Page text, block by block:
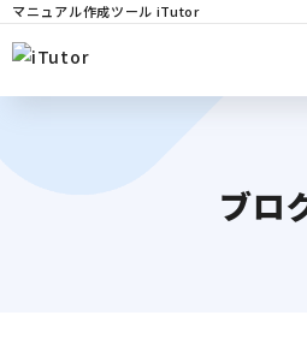
マニュアル作成ツール iTutor
ブロ